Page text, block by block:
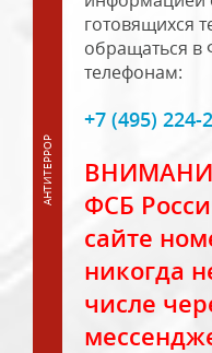
готовящихся
обращаться в
телефонам:
+7 (495) 224-
ФСБ
сайте
никогда
числе